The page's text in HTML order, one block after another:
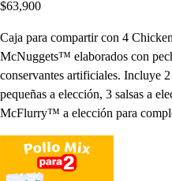
$63,900
Caja para compartir con 4
McNuggets™ elaborados con
conservantes artificiales. Incluye
pequeñas a elección, 3 salsas a
McFlurry™ a elección para